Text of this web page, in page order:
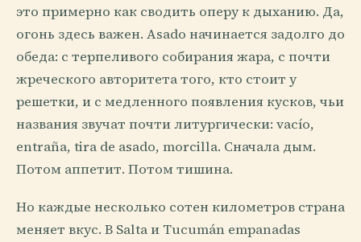
это примерно как сводить оперу к дыханию. Да,
огонь здесь важен. Asado начинается задолго до
обеда: с терпеливого собирания жара, с почти
жреческого авторитета того, кто стоит у
решетки, и с медленного появления кусков, чьи
названия звучат почти литургически: vacío,
entraña, tira de asado, morcilla. Сначала дым.
Потом аппетит. Потом тишина.
Но каждые несколько сотен километров страна
меняет вкус. В Salta и Tucumán empanadas